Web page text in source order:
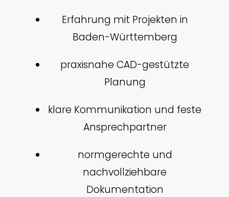
Erfahrung mit Projekten in
Baden-Württemberg
praxisnahe CAD-gestützte
Planung
klare Kommunikation und feste
Ansprechpartner
normgerechte und
nachvollziehbare
Dokumentation